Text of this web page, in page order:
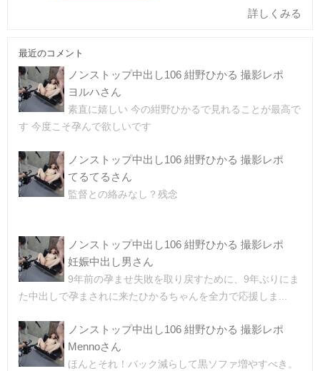
詳しくみる
最近のコメント
ノンストップ中出し106 紺野ひかる 撮影レポ
ヨルハさん
素直に嬉しい 今の紺野ひかるで見れることが最高で
す 今度こそ孕んで欲しいです
ノンストップ中出し106 紺野ひかる 撮影レポ
てるてるさん
監督との絡みなし？残念
ノンストップ中出し106 紺野ひかる 撮影レポ
妊娠中出し男さん
9年前の孕ませ失敗を取り戻すために、9年ぶりにま
た中出しで孕まされに来たひかるちゃんを全力で応援しま...
ノンストップ中出し106 紺野ひかる 撮影レポ
Mennoさん
ほんとそれ！バック減らして黒ソファ増やすべき。